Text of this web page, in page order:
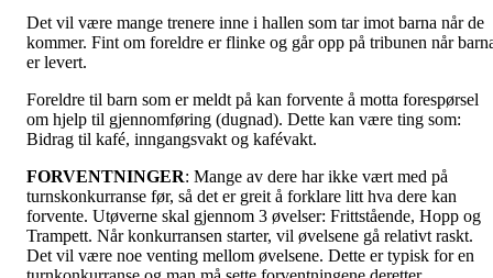
Det vil være mange trenere inne i hallen som tar imot barna når de
kommer. Fint om foreldre er flinke og går opp på tribunen når
er levert.
Foreldre til barn som er meldt på kan forvente å motta forespørsel
om hjelp til gjennomføring (dugnad). Dette kan være ting som:
Bidrag til kafé, inngangsvakt og kafévakt.
FORVENTNINGER: Mange av dere har ikke vært med på
turnskonkurranse før, så det er greit å forklare litt hva dere kan
forvente. Utøverne skal gjennom 3 øvelser: Frittstående, Hopp og
Trampett. Når konkurransen starter, vil øvelsene gå relativt raskt.
Det vil være noe venting mellom øvelsene. Dette er typisk for en